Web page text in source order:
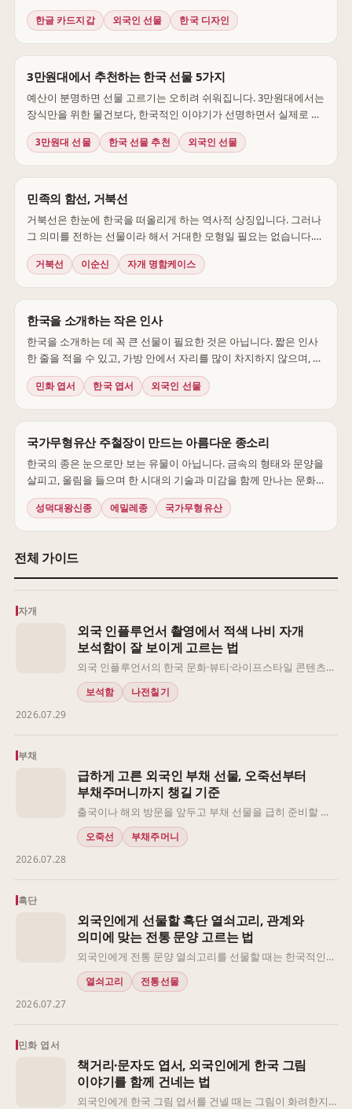
묻는다면 짧은 대화가 시작됩니다. 한글 카드지갑의 매력은 모든 사
람이 반드시 주목한다는 과장이 아니라, 매일 쓰는 물건이 한국을
한글 카드지갑 외국인 선물 한국 디자인
3만원대에서 추천하는 한국 선물 5가지
예산이 분명하면 선물 고르기는 오히려 쉬워집니다. 3만원대에서는
장식만을 위한 물건보다, 한국적인 이야기가 선명하면서 실제로 쓸
수 있는 상품을 고르는 편이 좋습니다. 아래 다섯 가지는 2026년 7월
29일 샵오브코리아 공개 가격이 3만원대인 상품만 골랐습니다. 가
3만원대 선물 한국 선물 추천 외국인 선물
민족의 함선, 거북선
거북선은 한눈에 한국을 떠올리게 하는 역사적 상징입니다. 그러나
그 의미를 전하는 선물이라 해서 거대한 모형일 필요는 없습니다.
명함을 꺼내고 펜을 드는 일상의 순간에 거북선 문양이 나타난다면,
역사는 책상 위에서 자연스럽게 대화의 주제가 됩니다.
거북선 이순신 자개 명함케이스
한국을 소개하는 작은 인사
한국을 소개하는 데 꼭 큰 선물이 필요한 것은 아닙니다. 짧은 인사
한 줄을 적을 수 있고, 가방 안에서 자리를 많이 차지하지 않으며, 받
은 뒤에는 작은 그림처럼 남는 것. 엽서는 가장 가벼운 문화 소개서
가 될 수 있습니다.
민화 엽서 한국 엽서 외국인 선물
국가무형유산 주철장이 만드는 아름다운 종소리
한국의 종은 눈으로만 보는 유물이 아닙니다. 금속의 형태와 문양을
살피고, 울림을 들으며 한 시대의 기술과 미감을 함께 만나는 문화
유산입니다. ‘에밀레종-청월’은 그 이야기를 오늘의 공간으로 옮긴
장식 종입니다.
성덕대왕신종 에밀레종 국가무형유산
전체 가이드
자개
외국 인플루언서 촬영에서 적색 나비 자개
보석함이 잘 보이게 고르는 법
외국 인플루언서의 한국 문화·뷰티·라이프스타일 콘텐츠에
자개 보석함을 활용할 때는 화려한 문양만 보고 고르기보
다 촬영 환경과 전달 이후까지 함께 살펴야 합니다. 자개빛
선물로 전달한다면 보관 공간과 이동 부담도 선택 기준에
포함해야 합니다.
보석함 나전칠기
2026.07.29
부채
급하게 고른 외국인 부채 선물, 오죽선부터
부채주머니까지 챙길 기준
출국이나 해외 방문을 앞두고 부채 선물을 급히 준비할 때
는 문양부터 고르기보다 남은 시간, 전달할 인원, 휴대·보관
방식을 먼저 나누는 편이 좋습니다. 같은 오죽선이라도 여
니다. 일정이 촉박할수록 선택지를 무작정 늘리기보다 전
달 장면에 필요한 구성부터 정하는 것이 안전합니다.
오죽선 부채주머니
2026.07.28
흑단
외국인에게 선물할 흑단 열쇠고리, 관계와
의미에 맞는 전통 문양 고르는 법
외국인에게 전통 문양 열쇠고리를 선물할 때는 한국적인
모양만 보고 고르기보다, 받는 사람과의 관계와 전달 장면
을 먼저 살펴보는 편이 좋습니다. 같은 문양도 설명 없이 건
열쇠고리 전통선물
2026.07.27
민화 엽서
책거리·문자도 엽서, 외국인에게 한국 그림
이야기를 함께 건네는 법
외국인에게 한국 그림 엽서를 건넬 때는 그림이 화려한지